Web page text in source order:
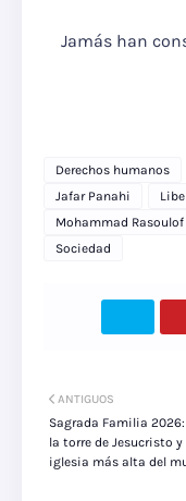
Jamás han
Derechos humanos
Jafar Panahi
Mohammad Rasoulof
Sociedad
ANTIGUOS
Sagrada Familia
la torre de Jesucristo y
iglesia más alta del